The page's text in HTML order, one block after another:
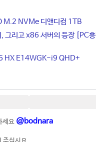
M.2 NVMe 디앤디컴 1TB
, 그리고 x86 서버의 등장 [PC
HX E14WGK-i9 QHD+
세요 @bodnara